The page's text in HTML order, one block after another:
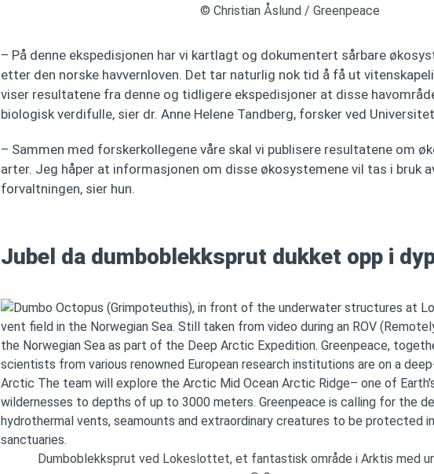
© Christian Åslund / Greenpeace
– På denne ekspedisjonen har vi kartlagt og dokumentert sårbare
etter den norske havvernloven. Det tar naturlig nok tid å få ut
viser resultatene fra denne og tidligere ekspedisjoner at disse
biologisk verdifulle, sier dr. Anne Helene Tandberg, forsker ved
– Sammen med forskerkollegene våre skal vi publisere resultatene om
arter. Jeg håper at informasjonen om disse økosystemene vil tas i bruk
forvaltningen, sier hun.
Jubel da dumboblekksprut dukket opp i
Dumboblekksprut ved Lokeslottet, et fantastisk område i Arktis med